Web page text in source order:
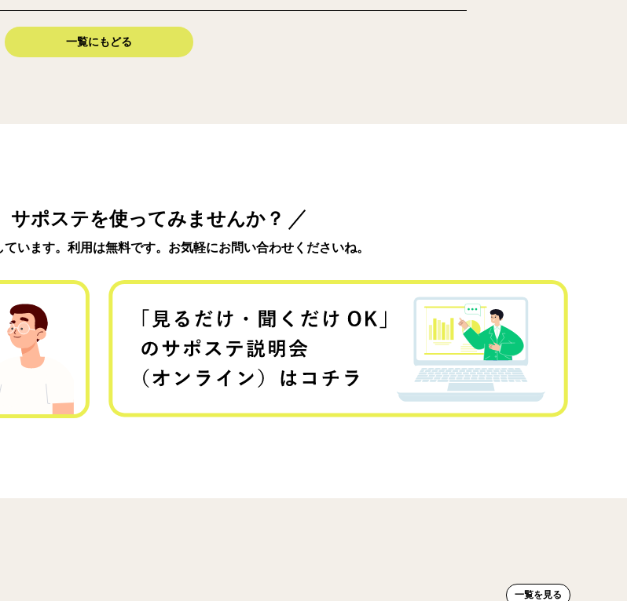
一覧にもどる
サポステを使ってみませんか？
います。利用は無料です。お気軽にお問い合わせくださいね。
一覧を見る